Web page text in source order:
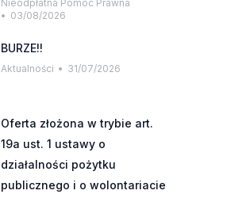
Nieodpłatna Pomoc Prawna
03/08/2026
BURZE!!
Aktualności 31/07/2026
Oferta złożona w trybie art.
19a ust. 1 ustawy o
działalności pożytku
publicznego i o wolontariacie